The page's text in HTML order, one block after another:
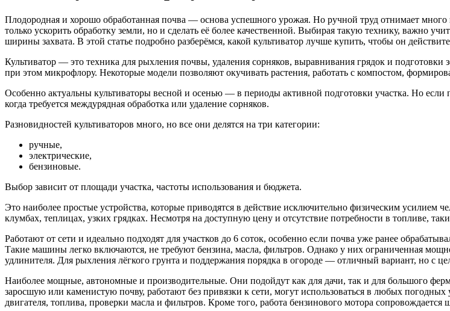
Плодородная и хорошо обработанная почва — основа успешного урожая. Но ручной труд отнимает много
только ускорить обработку земли, но и сделать её более качественной. Выбирая такую технику, важно
ширины захвата. В этой статье подробно разберёмся, какой культиватор лучше купить, чтобы он
Культиватор — это техника для рыхления почвы, удаления сорняков, выравнивания грядок и подготовки
при этом микрофлору. Некоторые модели позволяют окучивать растения, работать с компостом,
Особенно актуальны культиваторы весной и осенью — в периоды активной подготовки участка. Но
когда требуется междурядная обработка или удаление сорняков.
Разновидностей культиваторов много, но все они делятся на три категории:
ручные,
электрические,
бензиновые.
Выбор зависит от площади участка, частоты использования и бюджета.
Это наиболее простые устройства, которые приводятся в действие исключительно физическим усилием
клумбах, теплицах, узких грядках. Несмотря на доступную цену и отсутствие потребности в топливе,
Работают от сети и идеально подходят для участков до 6 соток, особенно если почва уже ранее
Такие машины легко включаются, не требуют бензина, масла, фильтров. Однако у них ограниченная
удлинителя. Для рыхления лёгкого грунта и поддержания порядка в огороде — отличный вариант, но с
Наиболее мощные, автономные и производительные. Они подойдут как для дачи, так и для большого
заросшую или каменистую почву, работают без привязки к сети, могут использоваться в любых
двигателя, топлива, проверки масла и фильтров. Кроме того, работа бензинового мотора